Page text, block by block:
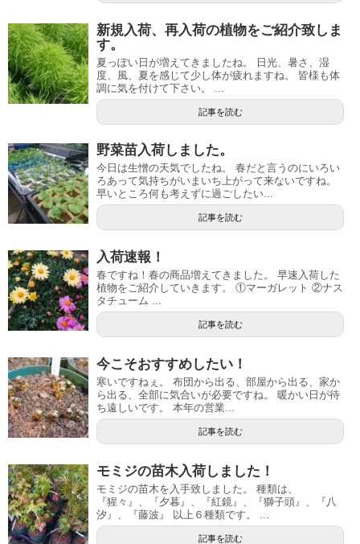
新規入荷、再入荷の植物をご紹介致しま
す。
夏っぽい日が増えてきましたね。 日光、暑さ、湿
度、風、夏を感じて少し体が疲れますね。 皆様も体
調に気を付けて下さい。 ...
記事を読む
野菜苗入荷しました。
今日は生憎の天気でしたね。 春だと言うのにいろい
ろあって気持ちがいまいち上がって来ないですね。
早いところ何も考えずに過ごしたい...
記事を読む
入荷速報！
春ですね！春の商品増えてきました。 早速入荷した
植物をご紹介していきます。 ①マーガレット ②ナス
タチューム ...
記事を読む
今こそおすすめしたい！
寒いですねぇ。 布団から出る、部屋から出る、家か
ら出る、全部に気合いが必要ですね。 暖かい日が待
ち遠しいです。 本年の営業...
記事を読む
モミジの苗木入荷しました！
モミジの苗木を入手致しました。 種類は、
『猩々』、『夕暮』、『紅鏡』、『獅子頭』、『八
汐』、『藤波』 以上６種類です。 ...
記事を読む